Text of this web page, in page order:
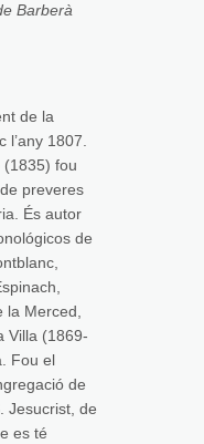
Barberà
de la
l’any 1807.
(1835) fou
preveres
És autor
de
la Merced,
Villa (1869-
Fou el
de
Jesucrist, de
es té